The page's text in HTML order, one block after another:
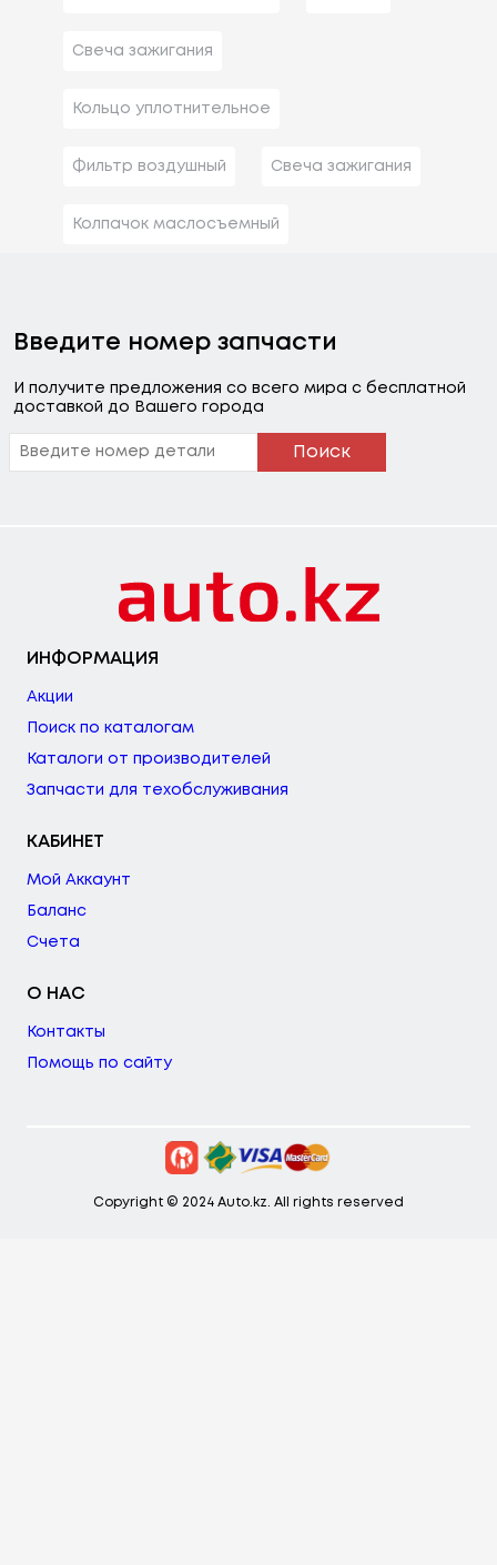
Свеча зажигания
Кольцо уплотнительное
Фильтр воздушный Свеча зажигания
Колпачок маслосъемный
Введите номер запчасти
И получите предложения со всего мира с бесплатной
доставкой до Вашего города
Поиск
ИНФОРМАЦИЯ
Акции
Поиск по каталогам
Каталоги от производителей
Запчасти для техобслуживания
КАБИНЕТ
Мой Аккаунт
Баланс
Счета
О НАС
Контакты
Помощь по сайту
Copyright © 2024 Auto.kz. All rights reserved